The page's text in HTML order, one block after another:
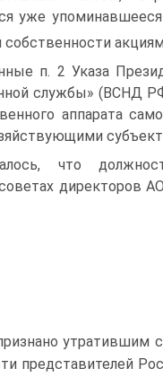
уже
п. 2 Указа
службы» (ВСНД
аппарата
что
советах директоров
утратившим
представителей